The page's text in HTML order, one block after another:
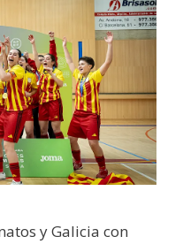
y Galicia con